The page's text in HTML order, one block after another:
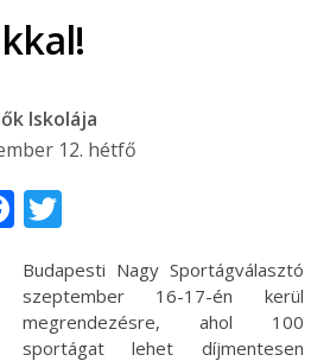
Iskolája
12. hétfő
Facebook
Budapesti Nagy Sportágválasztó
szeptember 16-17-én kerül
megrendezésre, ahol 100
sportágat lehet díjmentesen